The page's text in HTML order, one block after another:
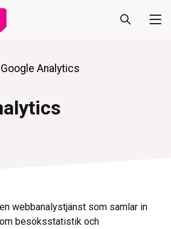
Google Analytics
webbanalystjänst som samlar in
besöksstatistik och